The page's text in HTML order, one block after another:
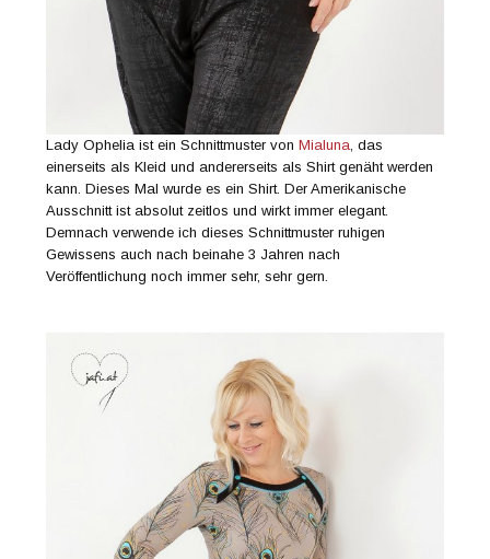
Lady Ophelia ist ein Schnittmuster vonMialuna, das
einerseits als Kleid und andererseits als Shirt genäht werden
kann. Dieses Mal wurde es ein Shirt. Der Amerikanische
Ausschnitt ist absolut zeitlos und wirkt immer elegant.
Demnach verwende ich dieses Schnittmuster ruhigen
Gewissens auch nach beinahe 3 Jahren nach
Veröffentlichung noch immer sehr, sehr gern.